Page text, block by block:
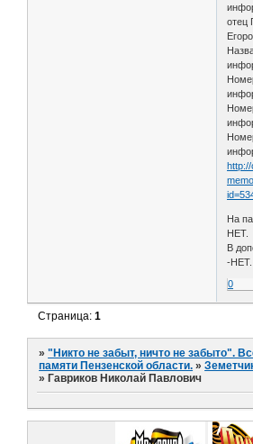
отец
На
НЕТ.
В
-НЕТ.
0
Страница:1
»"Никто не забыт, ничто не забыто".
памяти Пензенской области. »
» Гавриков Николай Павлович